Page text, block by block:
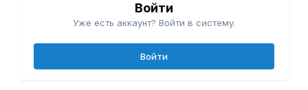
Войти
Уже есть аккаунт? Войти в систему.
Войти